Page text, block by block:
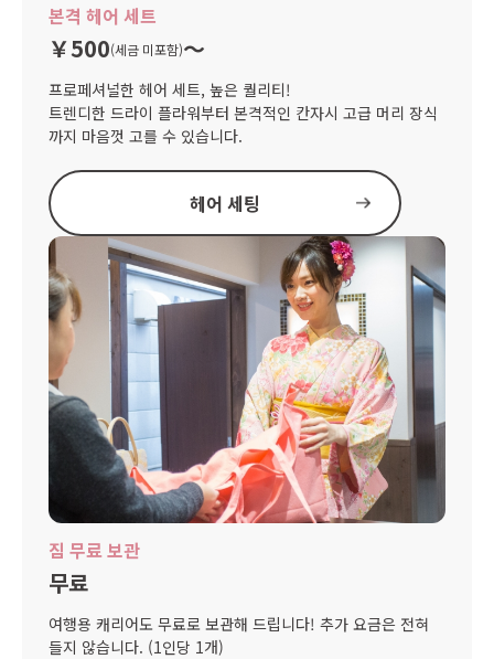
본격 헤어 세트
￥500(세금 미포함)〜
프로페셔널한 헤어 세트, 높은 퀄리티!
트렌디한 드라이 플라워부터 본격적인 칸자시 고급 머리 장식
까지 마음껏 고를 수 있습니다.
헤어 세팅
짐 무료 보관
무료
여행용 캐리어도 무료로 보관해 드립니다! 추가 요금은 전혀
들지 않습니다. (1인당 1개)